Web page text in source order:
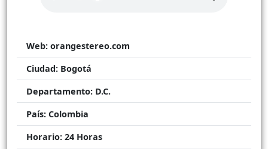
Web: orangestereo.com
Ciudad: Bogotá
Departamento: D.C.
País: Colombia
Horario: 24 Horas